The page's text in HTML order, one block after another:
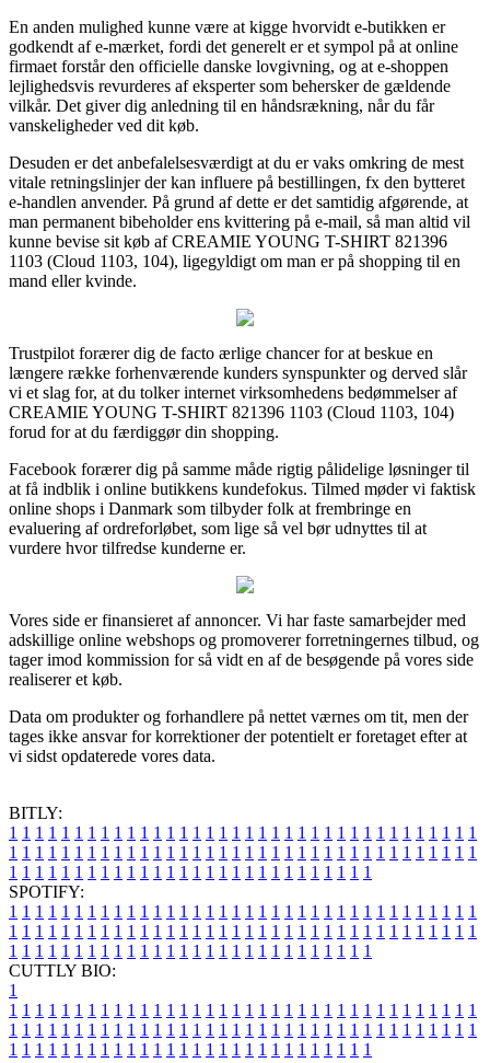
En anden mulighed kunne være at kigge hvorvidt e-butikken er
godkendt af e-mærket, fordi det generelt er et sympol på at online
firmaet forstår den officielle danske lovgivning, og at e-shoppen
lejlighedsvis revurderes af eksperter som behersker de gældende
vilkår. Det giver dig anledning til en håndsrækning, når du får
vanskeligheder ved dit køb.
Desuden er det anbefalelsesværdigt at du er vaks omkring de mest
vitale retningslinjer der kan influere på bestillingen, fx den bytteret
e-handlen anvender. På grund af dette er det samtidig afgørende, at
man permanent bibeholder ens kvittering på e-mail, så man altid vil
kunne bevise sit køb af CREAMIE YOUNG T-SHIRT 821396
1103 (Cloud 1103, 104), ligegyldigt om man er på shopping til en
mand eller kvinde.
Trustpilot forærer dig de facto ærlige chancer for at beskue en
længere række forhenværende kunders synspunkter og derved slår
vi et slag for, at du tolker internet virksomhedens bedømmelser af
CREAMIE YOUNG T-SHIRT 821396 1103 (Cloud 1103, 104)
forud for at du færdiggør din shopping.
Facebook forærer dig på samme måde rigtig pålidelige løsninger til
at få indblik i online butikkens kundefokus. Tilmed møder vi faktisk
online shops i Danmark som tilbyder folk at frembringe en
evaluering af ordreforløbet, som lige så vel bør udnyttes til at
vurdere hvor tilfredse kunderne er.
Vores side er finansieret af annoncer. Vi har faste samarbejder med
adskillige online webshops og promoverer forretningernes tilbud, og
tager imod kommission for så vidt en af de besøgende på vores side
realiserer et køb.
Data om produkter og forhandlere på nettet værnes om tit, men der
tages ikke ansvar for korrektioner der potentielt er foretaget efter at
vi sidst opdaterede vores data.
BITLY:
1 1 1 1 1 1 1 1 1 1 1 1 1 1 1 1 1 1 1 1 1 1 1 1 1 1 1 1 1 1 1 1 1 1 1 1
1 1 1 1 1 1 1 1 1 1 1 1 1 1 1 1 1 1 1 1 1 1 1 1 1 1 1 1 1 1 1 1 1 1 1 1
1 1 1 1 1 1 1 1 1 1 1 1 1 1 1 1 1 1 1 1 1 1 1 1 1 1 1 1
SPOTIFY:
1 1 1 1 1 1 1 1 1 1 1 1 1 1 1 1 1 1 1 1 1 1 1 1 1 1 1 1 1 1 1 1 1 1 1 1
1 1 1 1 1 1 1 1 1 1 1 1 1 1 1 1 1 1 1 1 1 1 1 1 1 1 1 1 1 1 1 1 1 1 1 1
1 1 1 1 1 1 1 1 1 1 1 1 1 1 1 1 1 1 1 1 1 1 1 1 1 1 1 1
CUTTLY BIO:
1
1 1 1 1 1 1 1 1 1 1 1 1 1 1 1 1 1 1 1 1 1 1 1 1 1 1 1 1 1 1 1 1 1 1 1 1
1 1 1 1 1 1 1 1 1 1 1 1 1 1 1 1 1 1 1 1 1 1 1 1 1 1 1 1 1 1 1 1 1 1 1 1
1 1 1 1 1 1 1 1 1 1 1 1 1 1 1 1 1 1 1 1 1 1 1 1 1 1 1 1